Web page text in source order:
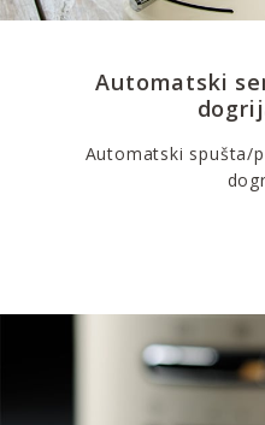
Automatski
Automatski spušta/